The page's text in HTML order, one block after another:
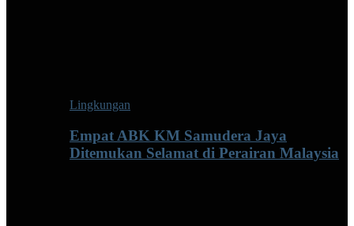
Lingkungan
Empat ABK KM Samudera Jaya
Ditemukan Selamat di Perairan Malaysia